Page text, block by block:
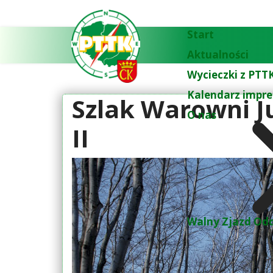
Start
Aktualności
Wycieczki z
Kalendarz
O nas
Walny Zjazd
Szlak Warowni
II